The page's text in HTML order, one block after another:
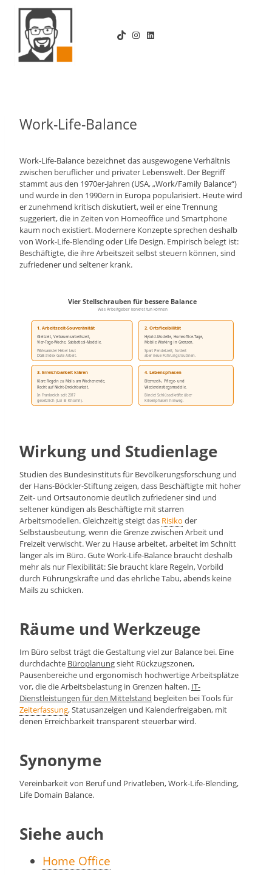
Zum
Inhalt
springen
TikTokInstagram
LinkedIn
Work-Life-Balance
Work-Life-Balance bezeichnet das ausgewogene Verhältnis
zwischen beruflicher und privater Lebenswelt. Der Begriff
stammt aus den 1970er-Jahren (USA, „Work/Family Balance“)
und wurde in den 1990ern in Europa popularisiert. Heute wird
er zunehmend kritisch diskutiert, weil er eine Trennung
suggeriert, die in Zeiten von Homeoffice und Smartphone
kaum noch existiert. Modernere Konzepte sprechen deshalb
von Work-Life-Blending oder Life Design. Empirisch belegt ist:
Beschäftigte, die ihre Arbeitszeit selbst steuern können, sind
zufriedener und seltener krank.
Vier Stellschrauben für bessere Balance
Was Arbeitgeber konkret tun können
1. Arbeitszeit-Souveränität
Gleitzeit, Vertrauensarbeitszeit,
Vier-Tage-Woche, Sabbatical-Modelle.
Wirksamster Hebel laut
DGB-Index Gute Arbeit.
2. Ortsflexibilität
Hybrid-Modelle, Homeoffice-Tage,
Mobile Working in Grenzen.
Spart Pendelzeit, fordert
aber neue Führungsroutinen.
3. Erreichbarkeit klären
Klare Regeln zu Mails am Wochenende,
Recht auf Nicht-Erreichbarkeit.
In Frankreich seit 2017
gesetzlich (Loi El Khomri).
4. Lebensphasen
Elternzeit-, Pflege- und
Wiedereinstiegsmodelle.
Bindet Schlüsselkräfte über
Krisenphasen hinweg.
Wirkung und Studienlage
Studien des Bundesinstituts für Bevölkerungsforschung und
der Hans-Böckler-Stiftung zeigen, dass Beschäftigte mit hoher
Zeit- und Ortsautonomie deutlich zufriedener sind und
seltener kündigen als Beschäftigte mit starren
Arbeitsmodellen. Gleichzeitig steigt das Risiko der
Selbstausbeutung, wenn die Grenze zwischen Arbeit und
Freizeit verwischt. Wer zu Hause arbeitet, arbeitet im Schnitt
länger als im Büro. Gute Work-Life-Balance braucht deshalb
mehr als nur Flexibilität: Sie braucht klare Regeln, Vorbild
durch Führungskräfte und das ehrliche Tabu, abends keine
Mails zu schicken.
Räume und Werkzeuge
Im Büro selbst trägt die Gestaltung viel zur Balance bei. Eine
durchdachte Büroplanungsieht Rückzugszonen,
Pausenbereiche und ergonomisch hochwertige Arbeitsplätze
vor, die die Arbeitsbelastung in Grenzen halten. IT-
Dienstleistungen für den Mittelstand begleiten bei Tools für
Zeiterfassung, Statusanzeigen und Kalenderfreigaben, mit
denen Erreichbarkeit transparent steuerbar wird.
Synonyme
Vereinbarkeit von Beruf und Privatleben, Work-Life-Blending,
Life Domain Balance.
Siehe auch
Home Office